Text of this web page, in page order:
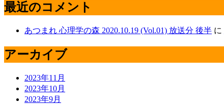
最近のコメント
あつまれ 心理学の森 2020.10.19 (Vol.01) 放送分 後半 に
アーカイブ
2023年11月
2023年10月
2023年9月